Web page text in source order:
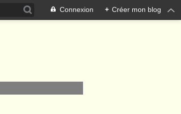
Connexion + Créer mon blog